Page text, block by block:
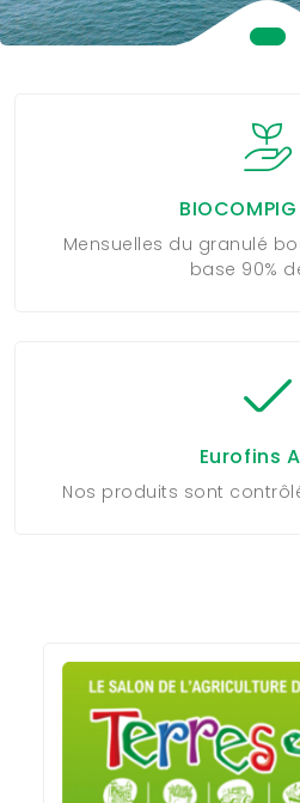
Mensuelles du granulé
base 90%
Eurofins
Nos produits sont